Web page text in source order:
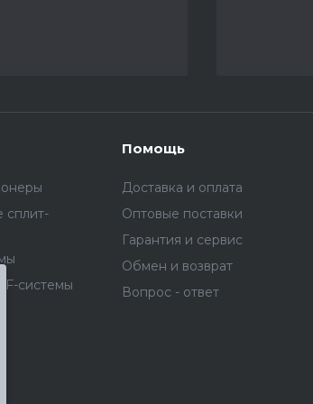
системы
Помощь
Доставка и оплата
Оптовые поставки
Гарантия и сервис
Обмен и возврат
Вопрос - ответ